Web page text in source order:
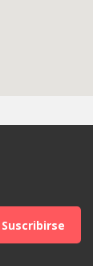
Suscribirse